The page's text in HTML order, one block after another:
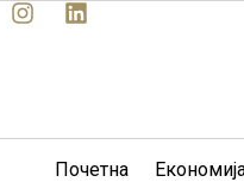
Почетна